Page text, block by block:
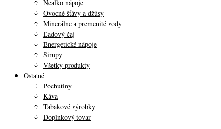
Nealko nápoje
Ovocné šťávy a džúsy
Minerálne a premenité vody
Ľadový čaj
Energetické nápoje
Sirupy
Všetky produkty
Ostatné
Pochutiny
Káva
Tabakové výrobky
Doplnkový tovar